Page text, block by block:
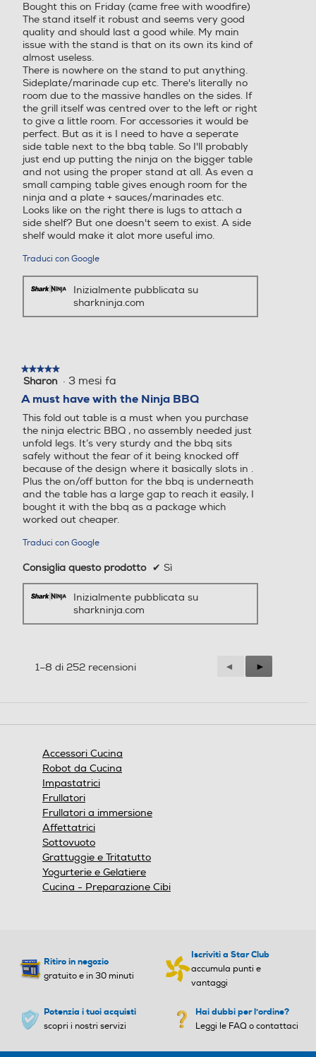
stelle.
Bought this on Friday (came free with woodfire)
The stand itself it robust and seems very good
quality and should last a good while. My main
issue with the stand is that on its own its kind of
almost useless.
There is nowhere on the stand to put anything.
Sideplate/marinade cup etc. There's literally no
room due to the massive handles on the sides. If
the grill itself was centred over to the left or right
to give a little room. For accessories it would be
perfect. But as it is I need to have a seperate
side table next to the bbq table. So I'll probably
just end up putting the ninja on the bigger table
and not using the proper stand at all. As even a
small camping table gives enough room for the
ninja and a plate + sauces/marinades etc.
Looks like on the right there is lugs to attach a
side shelf? But one doesn't seem to exist. A side
shelf would make it alot more useful imo.
Traduci con Google
Inizialmente pubblicata su
sharkninja.com
★★★★★
★★★★★
5
5
stelle.
Sharon · 3 mesi fa
A must have with the Ninja BBQ
This fold out table is a must when you purchase
the ninja electric BBQ , no assembly needed just
unfold legs. It’s very sturdy and the bbq sits
safely without the fear of it being knocked off
because of the design where it basically slots in .
Plus the on/off button for the bbq is underneath
and the table has a large gap to reach it easily, I
bought it with the bbq as a package which
worked out cheaper.
Traduci con Google
Consiglia questo prodotto ✔ Sì
Inizialmente pubblicata su
sharkninja.com
1–8 di 252 recensioni
Precedente
Reviews
◄
Successiva
Reviews
►
Accessori Cucina
Robot da Cucina
Impastatrici
Frullatori
Frullatori a immersione
Affettatrici
Sottovuoto
Grattuggie e Tritatutto
Yogurterie e Gelatiere
Cucina - Preparazione Cibi
Ritiro in negozio
gratuito e in 30 minuti
Iscriviti a Star Club
accumula punti e
vantaggi
Potenzia i tuoi acquisti
scopri i nostri servizi
Hai dubbi per l'ordine?
Leggi le FAQ o contattaci